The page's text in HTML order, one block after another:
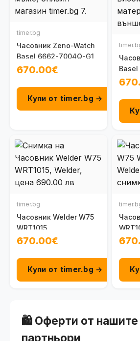
timer.bg
Часовник Zeno-Watch
Basel 6662-7004Q-G1
670.00€
Купи от timer.bg →
Basel
timer.bg
Часовник Welder W75
WRT1015
670.00€
Купи от timer.bg →
🛍️ Оферти от нашите
партньори